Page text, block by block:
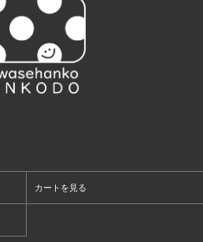
カートを見る